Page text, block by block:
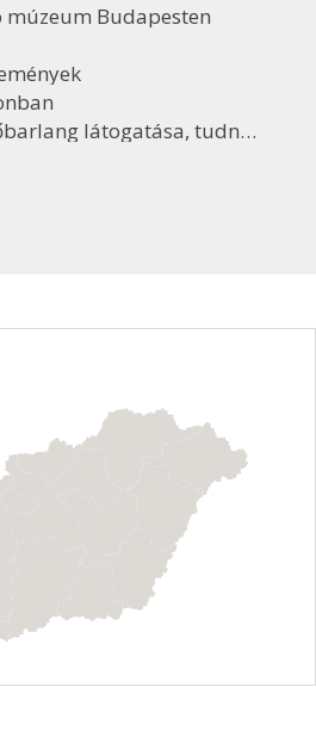
Budapesten
látogatása, tudnivalók